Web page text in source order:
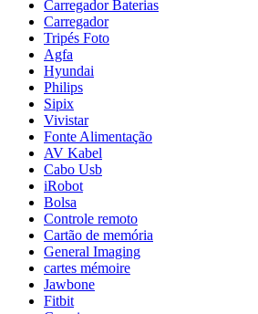
Carregador Baterias
Carregador
Tripés Foto
Agfa
Hyundai
Philips
Sipix
Vivistar
Fonte Alimentação
AV Kabel
Cabo Usb
iRobot
Bolsa
Controle remoto
Cartão de memória
General Imaging
cartes mémoire
Jawbone
Fitbit